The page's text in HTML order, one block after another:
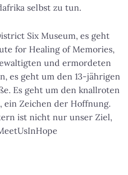
selbst zu tun.
Six Museum, es geht
for Healing of Memories,
und ermordeten
es geht um den 13-jährigen
Es geht um den knallroten
ein Zeichen der Hoffnung.
ist nicht nur unser Ziel,